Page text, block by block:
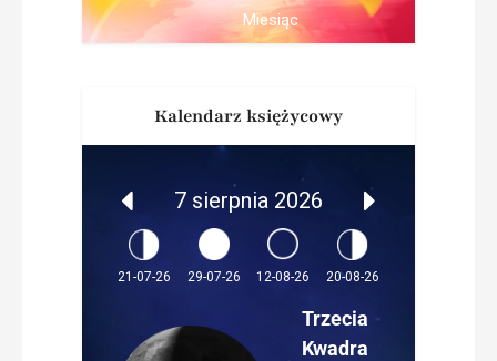
Miesiąc
Kalendarz księżycowy
7 sierpnia 2026
21-07-26 29-07-26 12-08-26 20-08-26
Trzecia
Kwadra